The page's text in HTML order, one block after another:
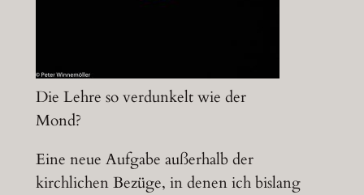
Die Lehre so verdunkelt wie der
Mond?
Eine neue Aufgabe außerhalb der
kirchlichen Bezüge, in denen ich bislang